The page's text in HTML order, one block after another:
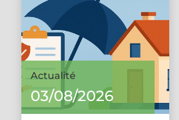
Actualité
03/08/2026